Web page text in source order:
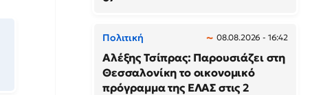
Πολιτική 08.08.2026 - 16:42
Αλέξης Τσίπρας: Παρουσιάζει στη
Θεσσαλονίκη το οικονομικό
πρόγραμμα της ΕΛΑΣ στις 2